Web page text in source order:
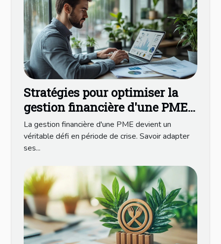
Stratégies pour optimiser la
gestion financière d'une PME
en période de crise
La gestion financière d'une PME devient un
véritable défi en période de crise. Savoir adapter
ses...